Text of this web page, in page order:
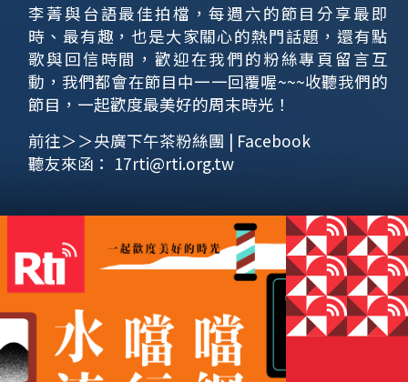
李菁與台語最佳拍檔，每週六的節目分享最即
時、最有趣，也是大家關心的熱門話題，還有點
歌與回信時間，歡迎在我們的粉絲專頁留言互
動，我們都會在節目中一一回覆喔~~~收聽我們的
節目，一起歡度最美好的周末時光！
前往＞＞央廣下午茶粉絲團 | Facebook
聽友來函： 17rti@rti.org.tw